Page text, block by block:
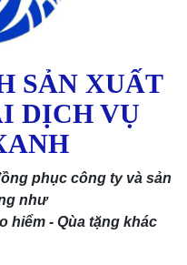
SẢN XUẤT
DỊCH VỤ
phục công ty và sản
như
hiểm - Qùa tặng khác